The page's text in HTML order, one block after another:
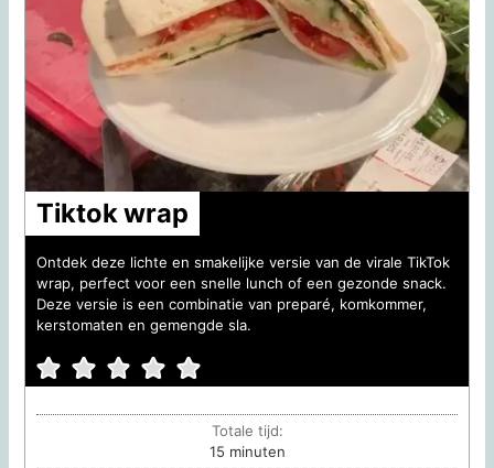
Tiktok wrap
Ontdek deze lichte en smakelijke versie van de virale TikTok
wrap, perfect voor een snelle lunch of een gezonde snack.
Deze versie is een combinatie van preparé, komkommer,
kerstomaten en gemengde sla.
Totale tijd:
15minuten
minuten